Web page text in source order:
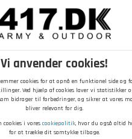
Vi anvender cookies!
cookies for at opnå en funktionel side og
Ved hjælp af cookies laver vi statistikker
bidrager til forbedringer, og sikrer at vores
bliver relevant for dig.
cookies i vores cookiepolitik, hvor du også altid
for at trække dit samtykke tilbage.
+